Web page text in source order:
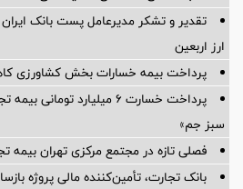
تقدیر و تشکر مدیرعامل پست بانک ایران
ارز اربعین
پرداخت بیمه خسارات بخش کشاورزی
پرداخت خسارت ۶ میلیارد
سبز جم»
فصلی تازه در مجتمع مرکزی تهران بیمه
بانک تجارت، تأمین‌کننده مالی پروژه بازسازی فازهای ۴